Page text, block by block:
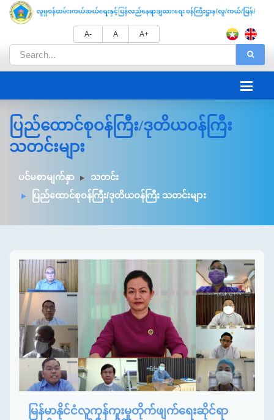
A- A A+
ပြည်ထောင်စုဝန်ကြီး/ဒုတိယဝန်ကြီး
သတင်းများ
ပင်မစာမျက်နှာ
သတင်း
ပြည်ထောင်စုဝန်ကြီး/ဒုတိယဝန်ကြီး သတင်းများ
မြန်မာနိုင်ငံလူကုန်ကူးမှုတိုက်ဖျက်ရေးဆိုင်ရာ